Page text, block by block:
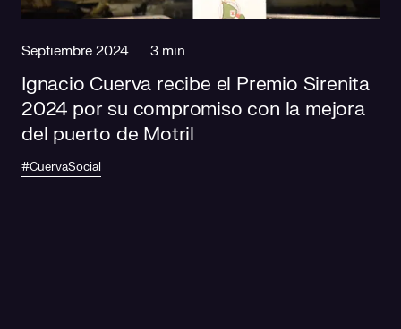
Septiembre 2024 3 min
Ignacio Cuerva recibe el Premio Sirenita
2024 por su compromiso con la mejora
del puerto de Motril
#CuervaSocial